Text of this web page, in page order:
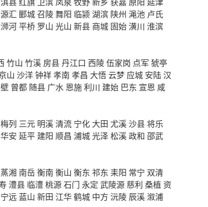
源汇 郾城召陵舞阳 临颍 湖滨 陕州 渑池 卢氏
浉河平桥 罗山 光山 新县 商城 固始潢川 淮滨
竹山 竹溪 房县丹江口 西陵伍家岗 点军 猇亭
山 沙洋钟祥孝南 孝昌 大悟 云梦 应城 安陆汉
曾都 随县 广水 恩施利川 建始 巴东 宣恩 咸
梅列 三元 明溪清流 宁化 大田 尤溪沙县将乐
华安 延平 建阳 顺昌 浦城光泽松溪政和 邵武
蒸湘 南岳衡南 衡山 衡东 祁东 耒阳 常宁 双清
澧县 临澧桃源石门 永定 武陵源 慈利 桑植 资
宁远 蓝山 新田 江华鹤城 中方 沅陵 辰溪 溆浦